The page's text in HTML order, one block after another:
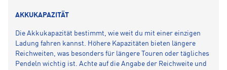
AKKUKAPAZITÄT
Die Akkukapazität bestimmt, wie weit du mit einer einzigen
Ladung fahren kannst. Höhere Kapazitäten bieten längere
Reichweiten, was besonders für längere Touren oder tägliches
Pendeln wichtig ist. Achte auf die Angabe der Reichweite und